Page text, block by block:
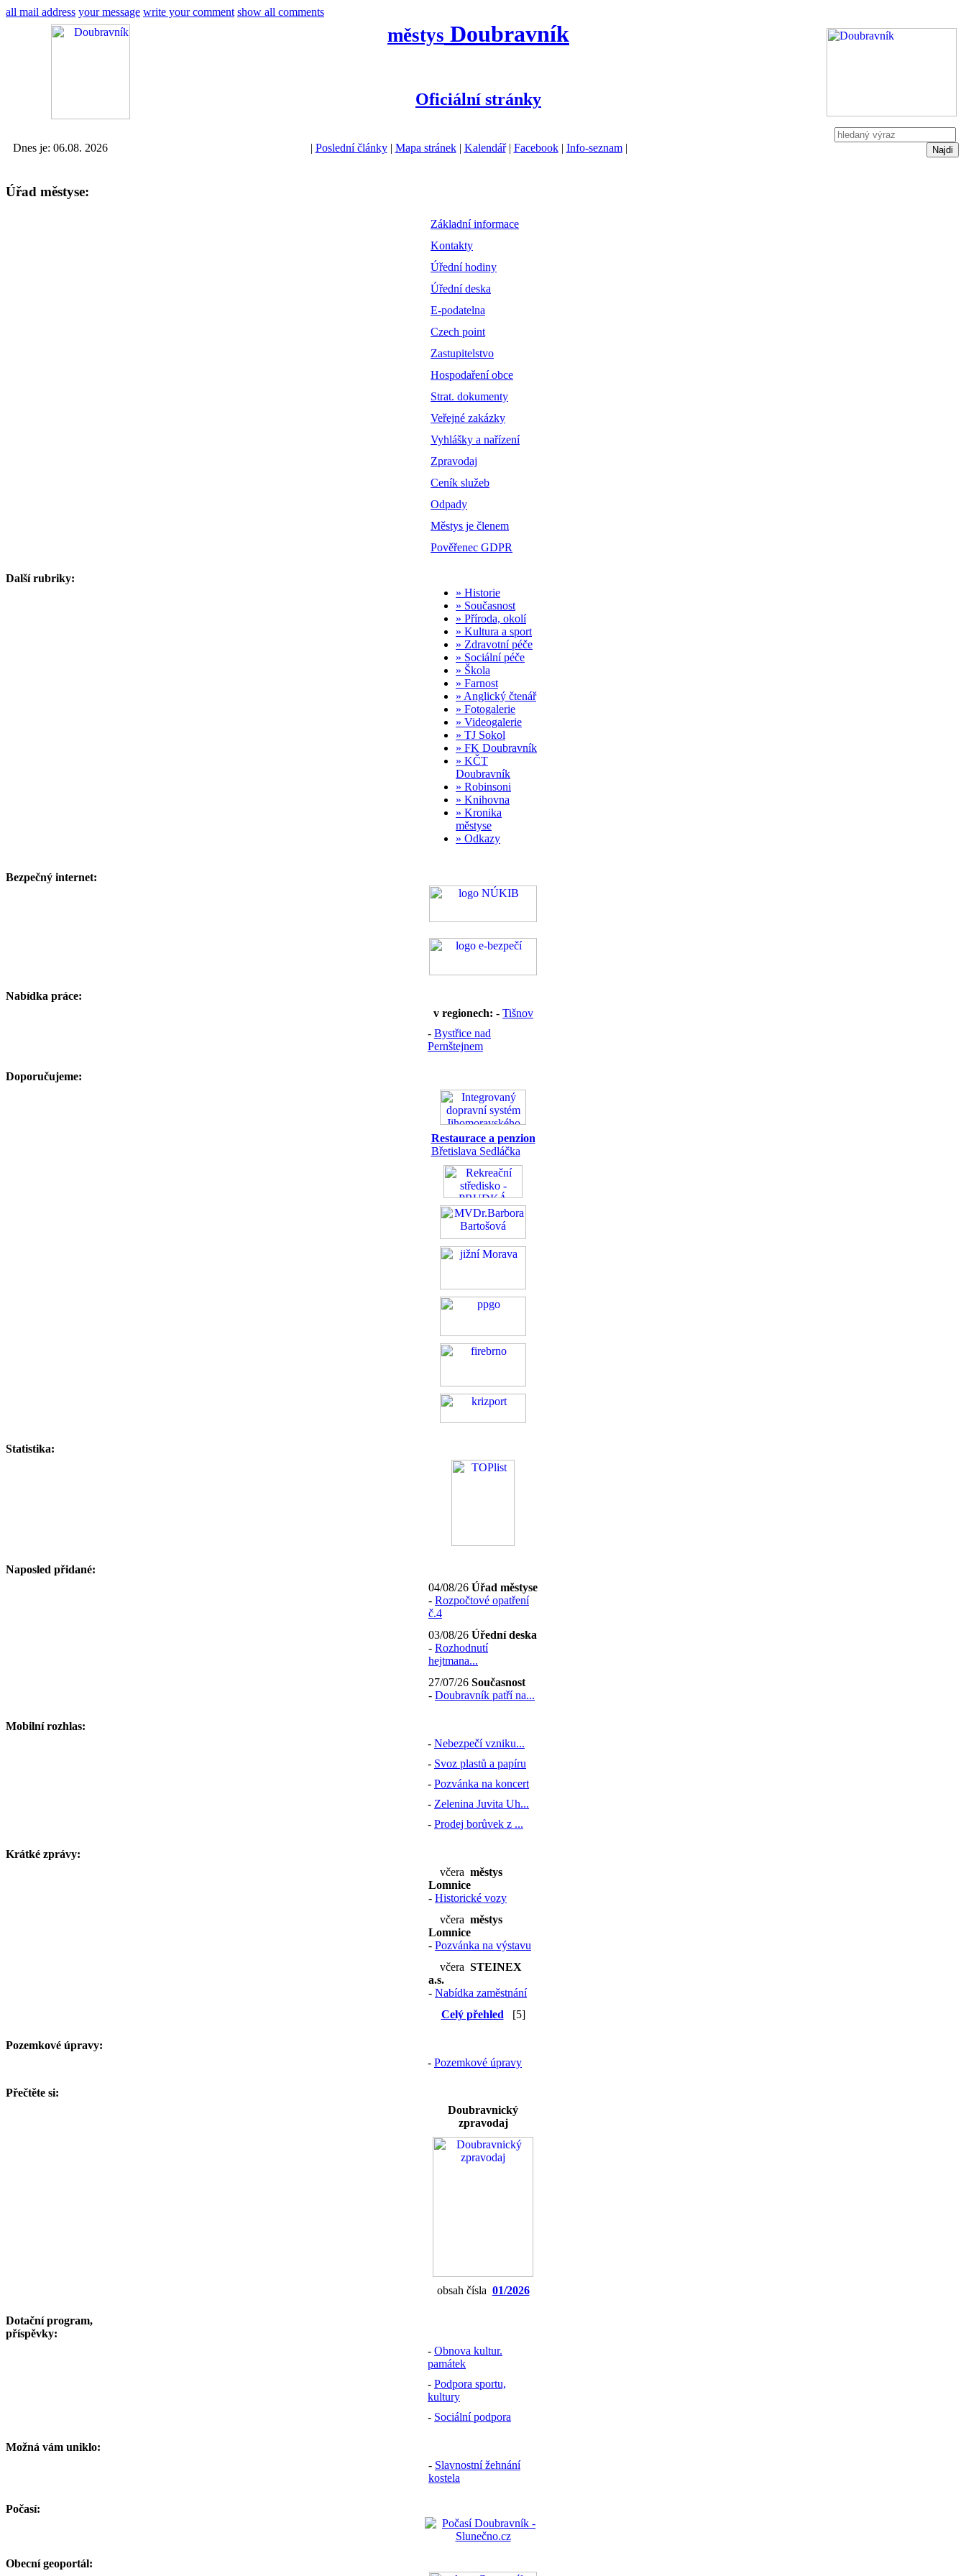
all mail address your message write your comment show all comments
městys Doubravník
Oficiální stránky
Dnes je: 06.08. 2026 | Poslední články| Mapa stránek| Kalendář| Facebook| Info-seznam|
Úřad městyse:
Základní informace
Kontakty
Úřední hodiny
Úřední deska
E-podatelna
Czech point
Zastupitelstvo
Hospodaření obce
Strat. dokumenty
Veřejné zakázky
Vyhlášky a nařízení
Zpravodaj
Ceník služeb
Odpady
Městys je členem
Pověřenec GDPR
Další rubriky:
» Historie
» Současnost
» Příroda, okolí
» Kultura a sport
» Zdravotní péče
» Sociální péče
» Škola
» Farnost
» Anglický čtenář
» Fotogalerie
» Videogalerie
» TJ Sokol
» FK Doubravník
» KČT
Doubravník
» Robinsoni
» Knihovna
» Kronika
městyse
» Odkazy
Bezpečný internet:
Nabídka práce:
v regionech: - Tišnov
- Bystřice nad
Pernštejnem
Doporučujeme:
Restaurace a penzion
Břetislava Sedláčka
Statistika:
Naposled přidané:
04/08/26 Úřad městyse
- Rozpočtové opatření
č.4
03/08/26 Úřední deska
- Rozhodnutí
hejtmana...
27/07/26 Současnost
- Doubravník patří na...
Mobilní rozhlas:
- Nebezpečí vzniku...
- Svoz plastů a papíru
- Pozvánka na koncert
- Zelenina Juvita Uh...
- Prodej borůvek z ...
Krátké zprávy:
včera městys
Lomnice
- Historické vozy
včera městys
Lomnice
- Pozvánka na výstavu
včera STEINEX
a.s.
- Nabídka zaměstnání
Celý přehled[5]
Pozemkové úpravy:
- Pozemkové úpravy
Přečtěte si:
Doubravnický
zpravodaj
obsah čísla 01/2026
Dotační program,
příspěvky:
- Obnova kultur.
památek
- Podpora sportu,
kultury
- Sociální podpora
Možná vám uniklo:
- Slavnostní žehnání
kostela
Počasí:
Obecní geoportál: